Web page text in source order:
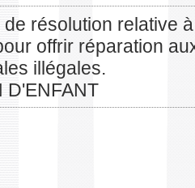
résolution relative
offrir réparation
illégales.
D'ENFANT